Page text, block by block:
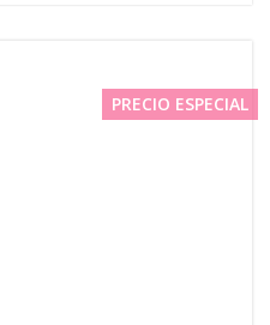
PRECIO ESPECIAL